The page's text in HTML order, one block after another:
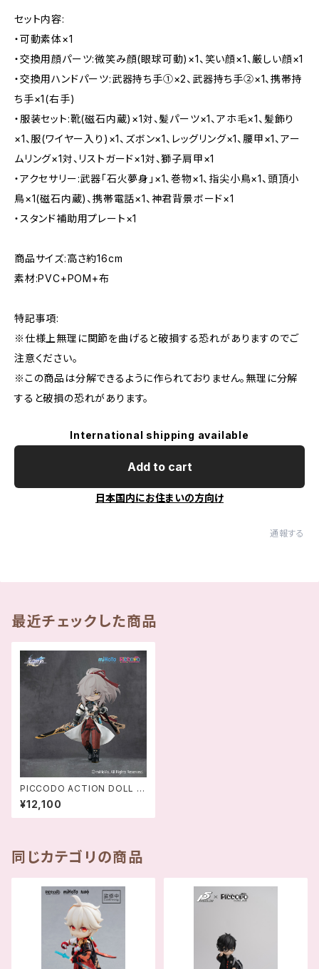
セット内容:
・可動素体×1
・交換用顔パーツ:微笑み顔(眼球可動)×1、笑い顔×1、厳しい顔×1
・交換用ハンドパーツ:武器持ち手①×2、武器持ち手②×1、携帯持
ち手×1(右手)
・服装セット:靴(磁石内蔵)×1対、髪パーツ×1、アホ毛×1、髪飾り
×1、服(ワイヤー入り)×1、ズボン×1、レッグリング×1、腰甲×1、アー
ムリング×1対、リストガード×1対、獅子肩甲×1
・アクセサリー:武器「石火夢身」×1、巻物×1、指尖小鳥×1、頭頂小
鳥×1(磁石内蔵)、携帯電話×1、神君背景ボード×1
・スタンド補助用プレート×1
商品サイズ:高さ約16cm
素材:PVC+POM+布
特記事項:
※仕様上無理に関節を曲げると破損する恐れがありますのでご
注意ください。
※この商品は分解できるように作られておりません。無理に分解
すると破損の恐れがあります。
International shipping available
Add to cart
日本国内にお住まいの方向け
通報する
最近チェックした商品
PICCODO ACTION DOLL X
崩壊:スターレイル 景元(けいげ
ん) デフォルメドール ‐ 694
2421153511
¥12,100
同じカテゴリの商品